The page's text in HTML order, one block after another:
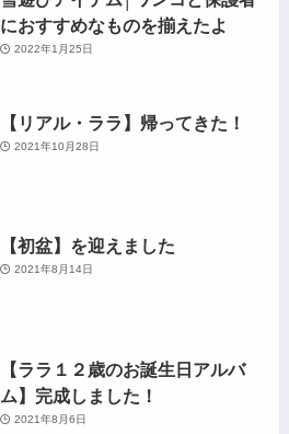
におすすめなものを揃えたよ
2022年1月25日
【リアル・ララ】帰ってきた！
2021年10月28日
【初盆】を迎えました
2021年8月14日
【ララ１２歳のお誕生日アルバ
ム】完成しました！
2021年8月6日